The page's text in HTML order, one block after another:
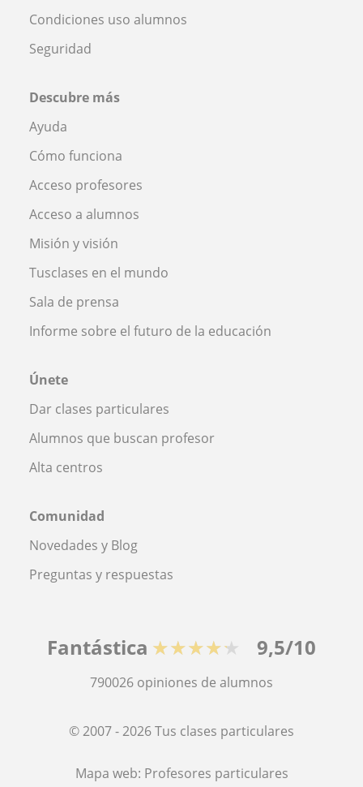
Condiciones uso alumnos
Seguridad
Descubre más
Ayuda
Cómo funciona
Acceso profesores
Acceso a alumnos
Misión y visión
Tusclases en el mundo
Sala de prensa
Informe sobre el futuro de la educación
Únete
Dar clases particulares
Alumnos que buscan profesor
Alta centros
Comunidad
Novedades y Blog
Preguntas y respuestas
Fantástica ★★★★★ 9,5/10
790026 opiniones de alumnos
© 2007 - 2026 Tus clases particulares
Mapa web: Profesores particulares